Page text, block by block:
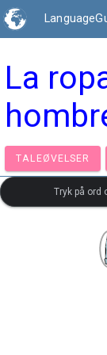
La
TALEØVELSER
Tryk på ord